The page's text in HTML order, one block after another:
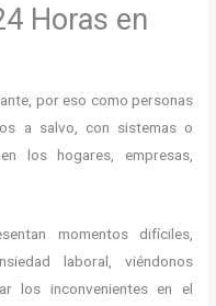
Horas en
por eso como personas
a salvo, con sistemas o
los hogares, empresas,
momentos difíciles,
laboral, viéndonos
los inconvenientes en el